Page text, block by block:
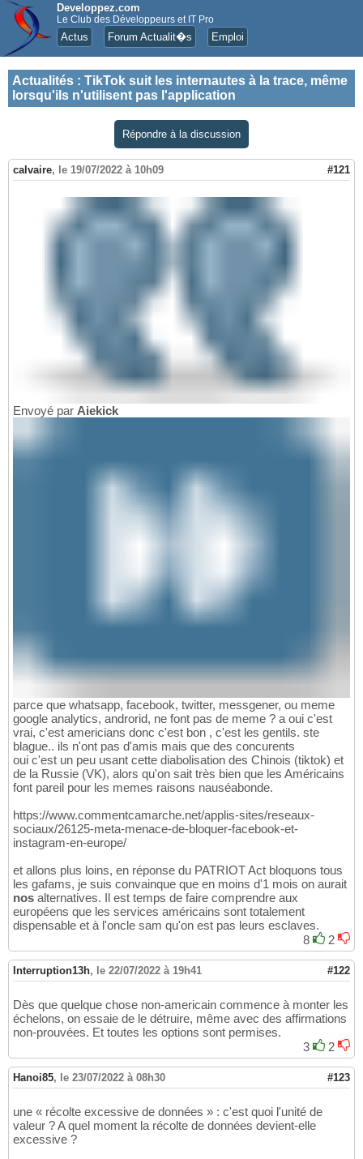
Developpez.com
Le Club des Développeurs et IT Pro
Actus Forum Actualit�s Emploi
Actualités : TikTok suit les internautes à la trace, même
lorsqu'ils n'utilisent pas l'application
Répondre à la discussion
calvaire, le 19/07/2022 à 10h09 #121
Envoyé par Aiekick
parce que whatsapp, facebook, twitter, messgener, ou meme
google analytics, androrid, ne font pas de meme ? a oui c'est
vrai, c'est americians donc c'est bon , c'est les gentils. ste
blague.. ils n'ont pas d'amis mais que des concurents
oui c'est un peu usant cette diabolisation des Chinois (tiktok) et
de la Russie (VK), alors qu'on sait très bien que les Américains
font pareil pour les memes raisons nauséabonde.
https://www.commentcamarche.net/applis-sites/reseaux-
sociaux/26125-meta-menace-de-bloquer-facebook-et-
instagram-en-europe/
et allons plus loins, en réponse du PATRIOT Act bloquons tous
les gafams, je suis convainque que en moins d'1 mois on aurait
nos alternatives. Il est temps de faire comprendre aux
européens que les services américains sont totalement
dispensable et à l'oncle sam qu'on est pas leurs esclaves.
8
2
Interruption13h, le 22/07/2022 à 19h41 #122
Dès que quelque chose non-americain commence à monter les
échelons, on essaie de le détruire, même avec des affirmations
non-prouvées. Et toutes les options sont permises.
3
2
Hanoi85, le 23/07/2022 à 08h30 #123
une « récolte excessive de données » : c'est quoi l'unité de
valeur ? A quel moment la récolte de données devient-elle
excessive ?